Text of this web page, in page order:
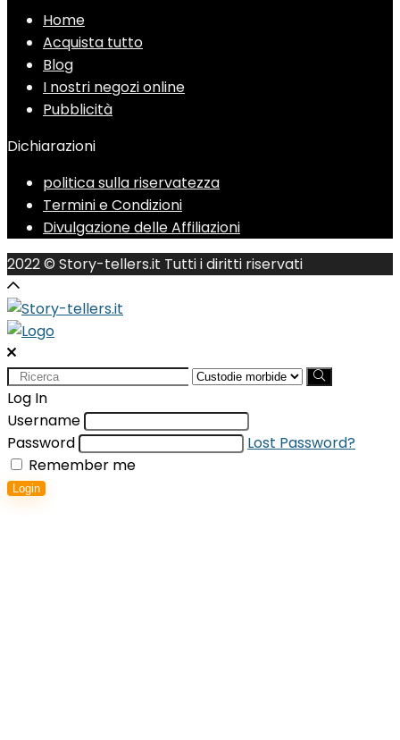
Home
Acquista tutto
Blog
I nostri negozi online
Pubblicità
Dichiarazioni
politica sulla riservatezza
Termini e Condizioni
Divulgazione delle Affiliazioni
2022 © Story-tellers.it Tutti i diritti riservati
Search
for:
Log In
Username
Password
Lost Password?
Remember me
Login